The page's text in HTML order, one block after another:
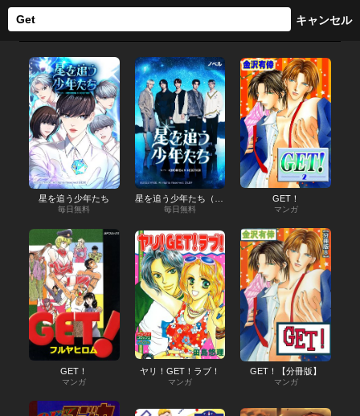
星を追う少年たち
毎日無料 毎日無料
GET！
マンガ
GET！
マンガ
ヤリ！GET！ラブ！
マンガ
GET！【分冊版】
マンガ